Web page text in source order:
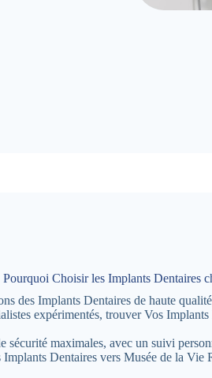
Pourquoi Choisir les Implants Dentaires
des Implants Dentaires de haute
expérimentés, trouver Vos
sécurité maximales, avec un suivi
Dentaires vers Musée de la